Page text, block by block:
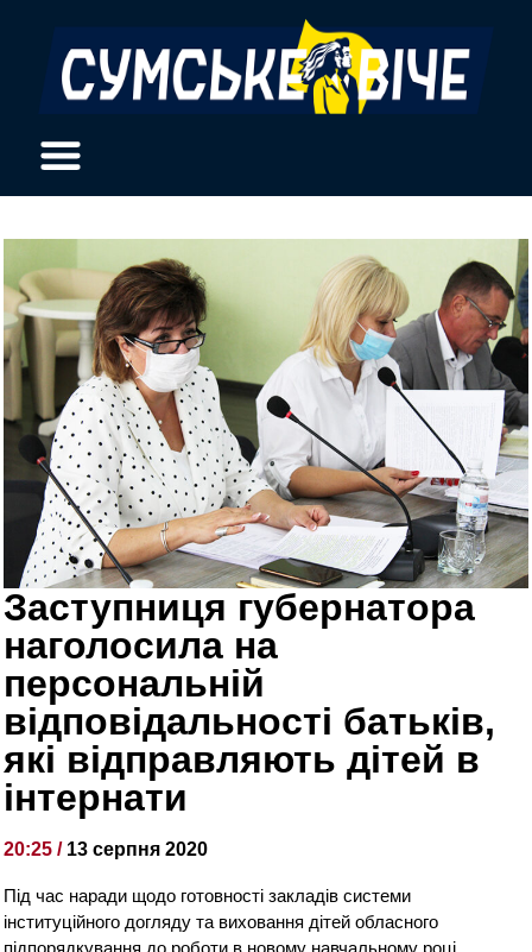
Заступниця губернатора
наголосила на
персональній
відповідальності батьків,
які відправляють дітей в
інтернати
20:25 / 13 серпня 2020
Під час наради щодо готовності закладів системи
інституційного догляду та виховання дітей обласного